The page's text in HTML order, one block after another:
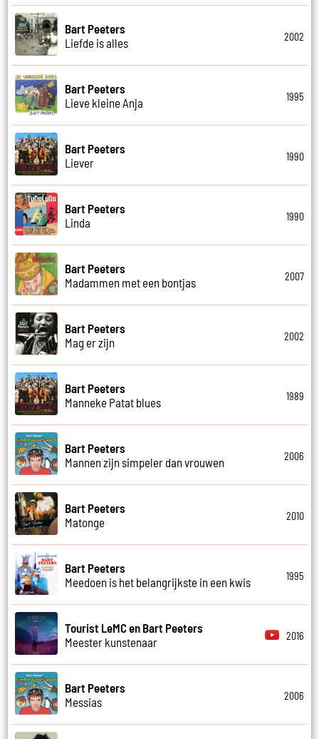
Bart Peeters
Liefde is alles
2002
Bart Peeters
Lieve kleine Anja
1995
Bart Peeters
Liever
1990
Bart Peeters
Linda
1990
Bart Peeters
Madammen met een bontjas
2007
Bart Peeters
Mag er zijn
2002
Bart Peeters
Manneke Patat blues
1989
Bart Peeters
Mannen zijn simpeler dan vrouwen
2006
Bart Peeters
Matonge
2010
Bart Peeters
Meedoen is het belangrijkste in een kwis
1995
Tourist LeMC en Bart Peeters
Meester kunstenaar
2016
Bart Peeters
Messias
2006